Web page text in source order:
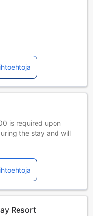
is required upon
the stay and will
jos lisävuodetta ei
saatavilla
veloittaa
Resort